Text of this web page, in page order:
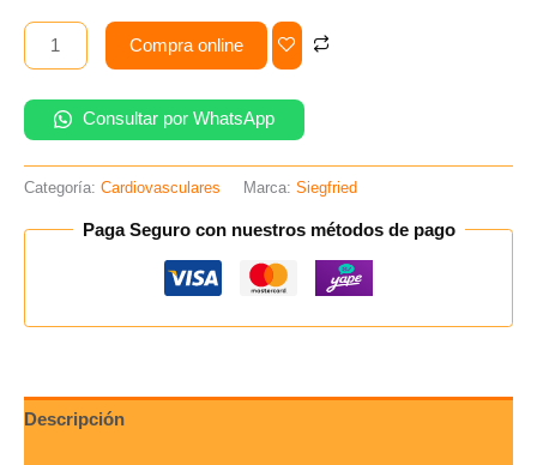
Compra online
Consultar por WhatsApp
Categoría: Cardiovasculares Marca: Siegfried
Paga Seguro con nuestros métodos de pago
Descripción